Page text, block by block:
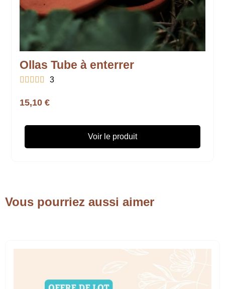
Ollas Tube à enterrer
     3
15,10 €
Voir le produit
Vous pourriez aussi aimer